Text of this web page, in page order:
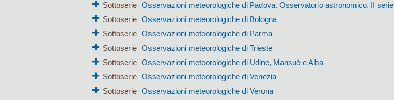
Sottoserie
Osservazioni meteorologiche di Padova. Osservatorio astronomico. II serie
Sottoserie
Osservazioni meteorologiche di Bologna
Sottoserie
Osservazioni meteorologiche di Parma
Sottoserie
Osservazioni meteorologiche di Trieste
Sottoserie
Osservazioni meteorologiche di Udine, Mansuè e Alba
Sottoserie
Osservazioni meteorologiche di Venezia
Sottoserie
Osservazioni meteorologiche di Verona